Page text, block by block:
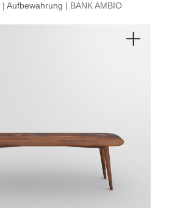
| Aufbewahrung | BANK AMBIO